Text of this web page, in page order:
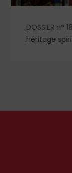
DOSSIER n°
héritage
Castille,
lit l'équilibre